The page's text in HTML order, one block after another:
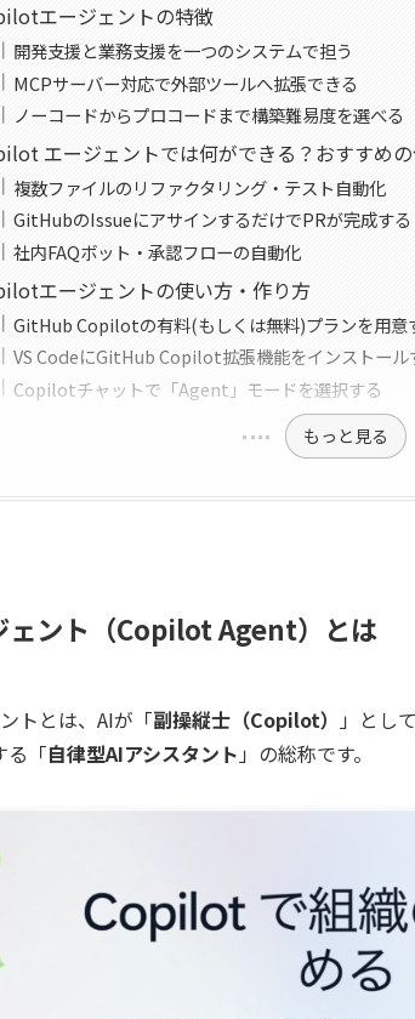
エージェントの特徴
開発支援と業務支援を一つのシステムで担う
MCPサーバー対応で外部ツールへ拡張できる
ノーコードからプロコードまで構築難易度を選べる
エージェントでは何ができる？おすすめ
複数ファイルのリファクタリング・テスト自動化
GitHubのIssueにアサインするだけでPRが完成する
社内FAQボット・承認フローの自動化
エージェントの使い方・作り方
GitHub Copilotの有料(もしくは無料)プランを用意
VS CodeにGitHub Copilot拡張機能をインストール
Copilotチャットで「Agent」モードを選択する
もっと見る
ント（Copilot Agent）とは
トとは、AIが「副操縦士（Copilot）
」とし
る「自律型AIアシスタント 」の総称です。